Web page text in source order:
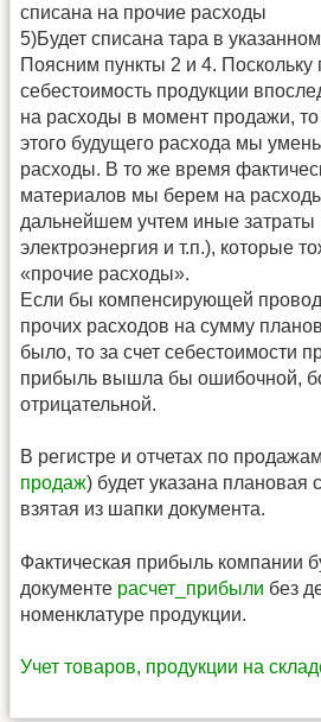
списана на прочие расходы
5)Будет списана тара в
Поясним пункты 2 и 4. Поскольку
себестоимость продукции
на расходы в момент продажи,
этого будущего расхода мы
расходы. В то же время
материалов мы берем на
дальнейшем учтем иные затраты
электроэнергия и т.п.), которые
«прочие расходы».
Если бы компенсирующей
прочих расходов на сумму
было, то за счет себестоимости
прибыль вышла бы ошибочной,
отрицательной.
В регистре и отчетах по
продаж) будет указана плановая
взятая из шапки документа.
Фактическая прибыль компании
документе расчет_прибыли без
номенклатуре продукции.
Учет товаров, продукции на